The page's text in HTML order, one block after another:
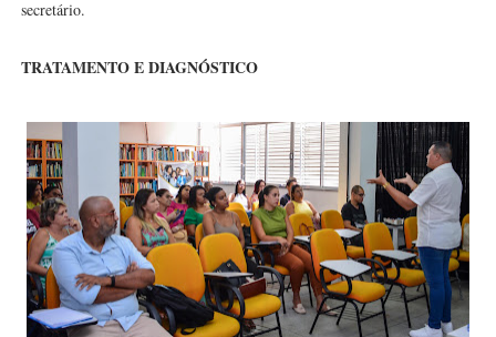
secretário.
TRATAMENTO E DIAGNÓSTICO